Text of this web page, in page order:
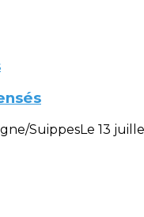
SuippesLe 13